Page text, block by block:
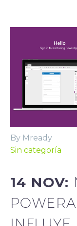
By Mready
Sin categoría
14 NOV: